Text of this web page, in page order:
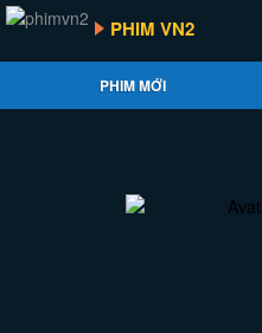
PHIM VN2
PHIM MỚI